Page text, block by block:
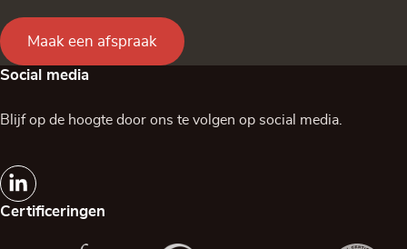
Maak een afspraak
Social media
Blijf op de hoogte door ons te volgen op social media.
Certificeringen